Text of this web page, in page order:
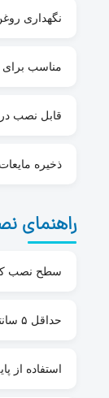
نگهداری
مناسب برای
قابل نصب
ذخیره
راهنمای
سطح نصب
حداقل ۵ سانتی‌متر فاصله از دیوار رعایت شود
استفاده از